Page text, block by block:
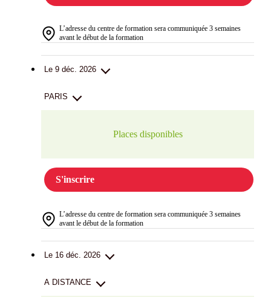
L’adresse du centre de formation sera communiquée 3 semaines
avant le début de la formation
Le 9 déc. 2026
PARIS
Places disponibles
S'inscrire
L’adresse du centre de formation sera communiquée 3 semaines
avant le début de la formation
Le 16 déc. 2026
A DISTANCE